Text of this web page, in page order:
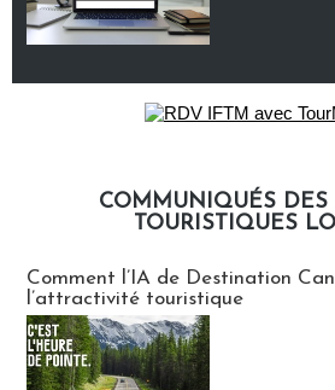
COMMUNIQUÉS DES
TOURISTIQUES
Comment l’IA de Destination
l’attractivité touristique